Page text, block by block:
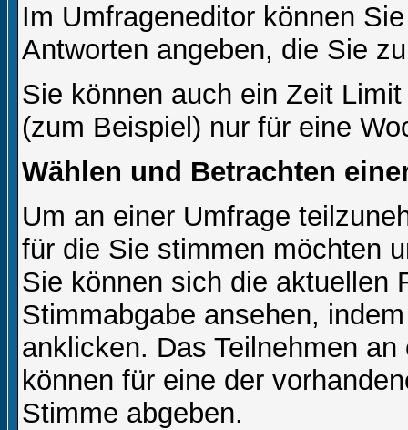
Im Umfrageneditor können
Antworten angeben, die Sie
Sie können auch ein Zeit
(zum Beispiel) nur für eine
Wählen und Betrachten
Um an einer Umfrage
für die Sie stimmen möchten
Sie können sich die aktuellen
Stimmabgabe ansehen,
anklicken. Das Teilnehmen
können für eine der
Stimme abgeben.